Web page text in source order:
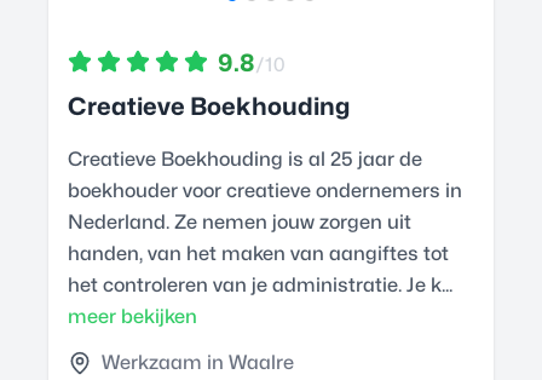
9.8/10
Creatieve Boekhouding
Creatieve Boekhouding is al 25 jaar de
boekhouder voor creatieve ondernemers in
Nederland. Ze nemen jouw zorgen uit
handen, van het maken van aangiftes tot
het controleren van je administratie. Je k...
meer bekijken
Werkzaam in Waalre